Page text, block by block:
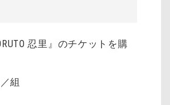
忍里』のチケットを購
組